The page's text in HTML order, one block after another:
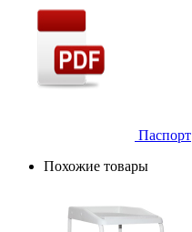
Паспорт
Похожие товары